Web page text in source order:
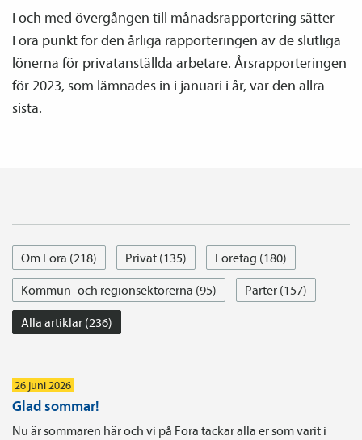
I och med övergången till månads­rapportering sätter
Fora punkt för den årliga rapporteringen av de slutliga
lönerna för privatanställda arbetare. Årsrapporteringen
för 2023, som lämnades in i januari i år, var den allra
sista.
Om Fora (218) Privat (135)
Företag (180)
Kommun- och regionsektorerna (95)
Parter (157)
Alla artiklar (236)
26 juni 2026
Glad sommar!
Nu är sommaren här och vi på Fora tackar alla er som varit i